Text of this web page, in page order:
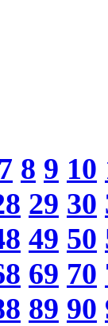
7 8 9 10
29 30
49 50
69 70
89 90